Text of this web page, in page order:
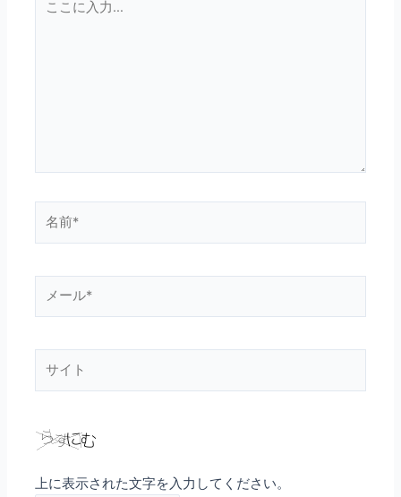
こ
前
ー
*
上に表示された文字を入力してください。